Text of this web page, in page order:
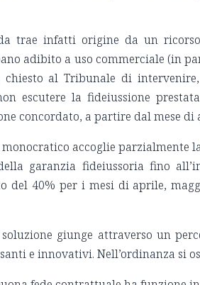
trae infatti origine da un
adibito a uso commerciale (in
chiesto al Tribunale di
escutere la fideiussione
concordato, a partire dal mese di
accoglie parzialmente
garanzia fideiussoria fino
del 40% per i mesi di aprile,
giunge attraverso un
e innovativi. Nell’ordinanza si